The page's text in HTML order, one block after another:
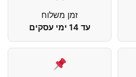
זמן משלוח
עד 14 ימי עסקים